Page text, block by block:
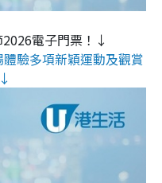
電子門票！↓
驗多項新穎運動及觀賞